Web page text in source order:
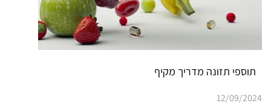
תוספי תזונה מדריך מקיף
12/09/2024